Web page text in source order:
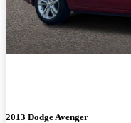
2013 Dodge Avenger